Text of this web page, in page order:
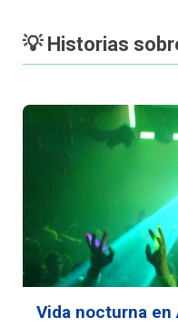
💡 Historias
Vida nocturna en